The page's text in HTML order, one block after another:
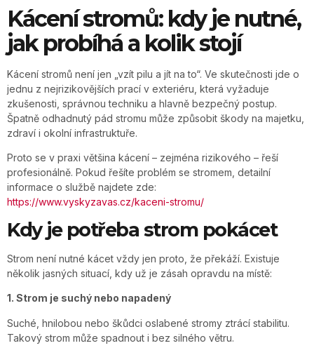
Kácení stromů: kdy je nutné,
jak probíhá a kolik stojí
Kácení stromů není jen „vzít pilu a jít na to“. Ve skutečnosti jde o
jednu z nejrizikovějších prací v exteriéru, která vyžaduje
zkušenosti, správnou techniku a hlavně bezpečný postup.
Špatně odhadnutý pád stromu může způsobit škody na majetku,
zdraví i okolní infrastruktuře.
Proto se v praxi většina kácení – zejména rizikového – řeší
profesionálně. Pokud řešíte problém se stromem, detailní
informace o službě najdete zde:
https://www.vyskyzavas.cz/kaceni-stromu/
Kdy je potřeba strom pokácet
Strom není nutné kácet vždy jen proto, že překáží. Existuje
několik jasných situací, kdy už je zásah opravdu na místě:
1. Strom je suchý nebo napadený
Suché, hnilobou nebo škůdci oslabené stromy ztrácí stabilitu.
Takový strom může spadnout i bez silného větru.